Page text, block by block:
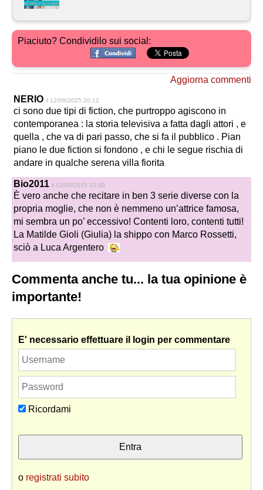
Piaciuto? Condividilo sui social:
Aggiorna commenti
NERIO il 12/08/2025 20:12
ci sono due tipi di fiction, che purtroppo agiscono in
contemporanea : la storia televisiva a fatta dagli attori , e
quella , che va di pari passo, che si fa il pubblico . Pian
piano le due fiction si fondono , e chi le segue rischia di
andare in qualche serena villa fiorita
Bio2011 il 12/08/2025 22:30
È vero anche che recitare in ben 3 serie diverse con la
propria moglie, che non è nemmeno un’attrice famosa,
mi sembra un po’ eccessivo! Contenti loro, contenti tutti!
La Matilde Gioli (Giulia) la shippo con Marco Rossetti,
sciò a Luca Argentero
Commenta anche tu... la tua opinione è
importante!
E' necessario effettuare il login per commentare
Ricordami
o registrati subito